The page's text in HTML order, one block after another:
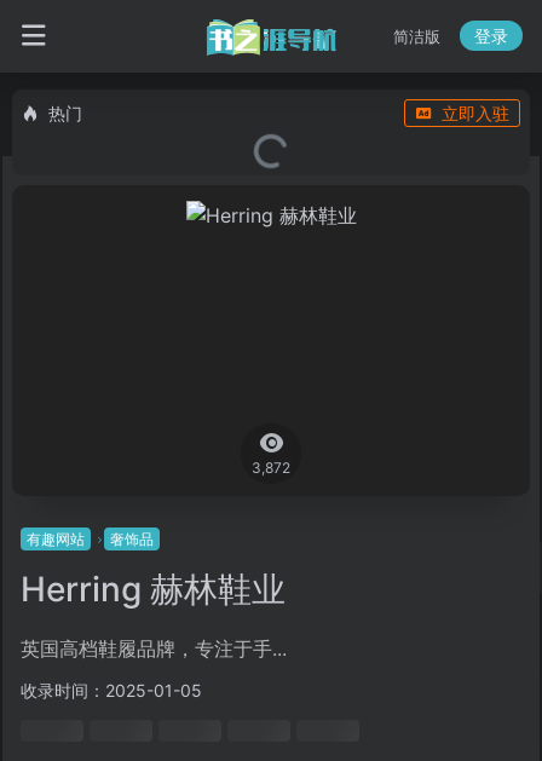
简洁版 登录
热门 立即入驻
3,872
有趣网站 奢饰品
Herring 赫林鞋业
英国高档鞋履品牌，专注于手...
收录时间：2025-01-05